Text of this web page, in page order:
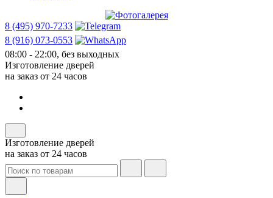
8 (495) 970-7233
8 (916) 073-0553
08:00 - 22:00, без выходных
Изготовление дверей
на заказ от 24 часов
Изготовление дверей
на заказ от 24 часов